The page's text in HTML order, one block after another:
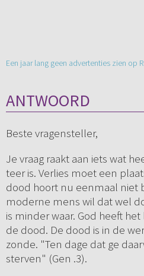
Een jaar lang geen advertenties zien op
ANTWOORD
Beste vragensteller,
Je vraag raakt aan iets wat
teer is. Verlies moet een
dood hoort nu eenmaal niet
moderne mens wil dat wel
is minder waar. God heeft
de dood. De dood is in de
zonde. "Ten dage dat ge
sterven" (Gen .3).